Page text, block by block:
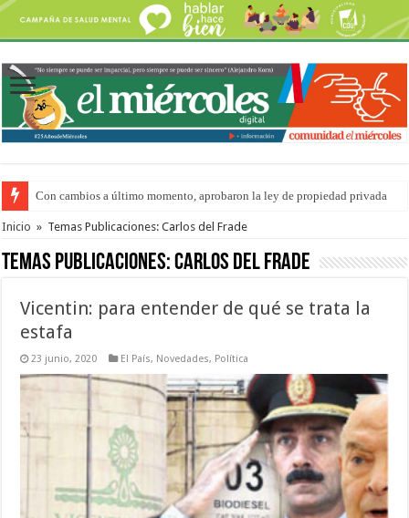
Con cambios a último momento, aprobaron la ley de propiedad privada
Adopción en Entre Ríos: el 35% de los 90 niños, niñas y adolescentes que
Inicio » Temas Publicaciones: Carlos del Frade
Temas Publicaciones:Carlos del Frade
Vicentin: para entender de qué se trata la
estafa
23 junio, 2020 El País, Novedades, Política